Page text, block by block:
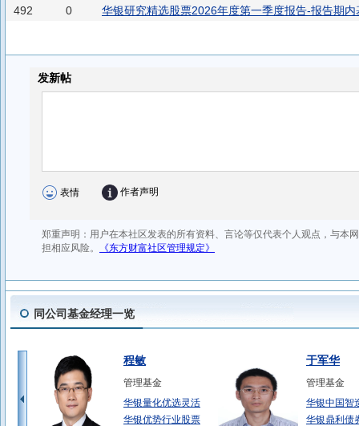
492
0 华银研究精选股票2026年度第一季度报告-报告期
同公司基金经理一览
程敏
管理基金
华银量化优选灵活
华银优势行业股票
于军华
管理基金
华银中国智
华银鼎利债